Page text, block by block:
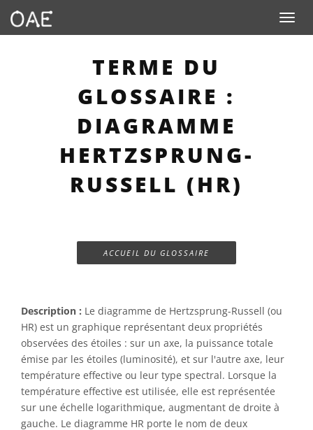
Toggle
TERME DU
GLOSSAIRE :
DIAGRAMME
HERTZSPRUNG-
RUSSELL (HR)
ACCUEIL DU GLOSSAIRE
Description : Le diagramme de Hertzsprung-Russell (ou
HR) est un graphique représentant deux propriétés
observées des étoiles : sur un axe, la puissance totale
émise par les étoiles (luminosité), et sur l'autre axe, leur
température effective ou leur type spectral. Lorsque la
température effective est utilisée, elle est représentée
sur une échelle logarithmique, augmentant de droite à
gauche. Le diagramme HR porte le nom de deux